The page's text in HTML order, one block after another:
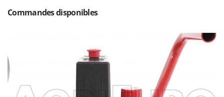
McCulloch
Mockmill
Commandes disponibles